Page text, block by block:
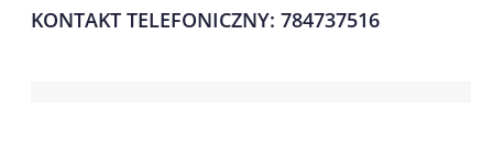
KONTAKT TELEFONICZNY: 784737516